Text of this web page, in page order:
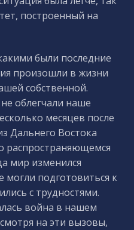
построенный на
были последние
произошли в жизни
собственной.
облегчали наше
месяцев после
Дальнего Востока
распространяющемся
мир изменился
подготовиться к
с трудностями.
война в нашем
на эти вызовы,